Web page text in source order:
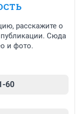
расскажите о
Сюда
и фото.
60